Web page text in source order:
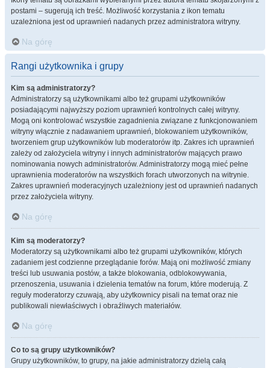
postami – sugerują ich treść. Możliwość korzystania z ikon tematu
uzależniona jest od uprawnień nadanych przez administratora witryny.
Na górę
Rangi użytkownika i grupy
Kim są administratorzy?
Administratorzy są użytkownikami albo też grupami użytkowników
posiadającymi najwyższy poziom uprawnień kontrolnych całej witryny.
Mogą oni kontrolować wszystkie zagadnienia związane z funkcjonowaniem
witryny włącznie z nadawaniem uprawnień, blokowaniem użytkowników,
tworzeniem grup użytkowników lub moderatorów itp. Zakres ich uprawnień
zależy od założyciela witryny i innych administratorów mających prawo
nominowania nowych administratorów. Administratorzy mogą mieć pełne
uprawnienia moderatorów na wszystkich forach utworzonych na witrynie.
Zakres uprawnień moderacyjnych uzależniony jest od uprawnień nadanych
przez założyciela witryny.
Na górę
Kim są moderatorzy?
Moderatorzy są użytkownikami albo też grupami użytkowników, których
zadaniem jest codzienne przeglądanie forów. Mają oni możliwość zmiany
treści lub usuwania postów, a także blokowania, odblokowywania,
przenoszenia, usuwania i dzielenia tematów na forum, które moderują. Z
reguły moderatorzy czuwają, aby użytkownicy pisali na temat oraz nie
publikowali niewłaściwych i obraźliwych materiałów.
Na górę
Co to są grupy użytkowników?
Grupy użytkowników, to grupy, na jakie administratorzy dzielą całą